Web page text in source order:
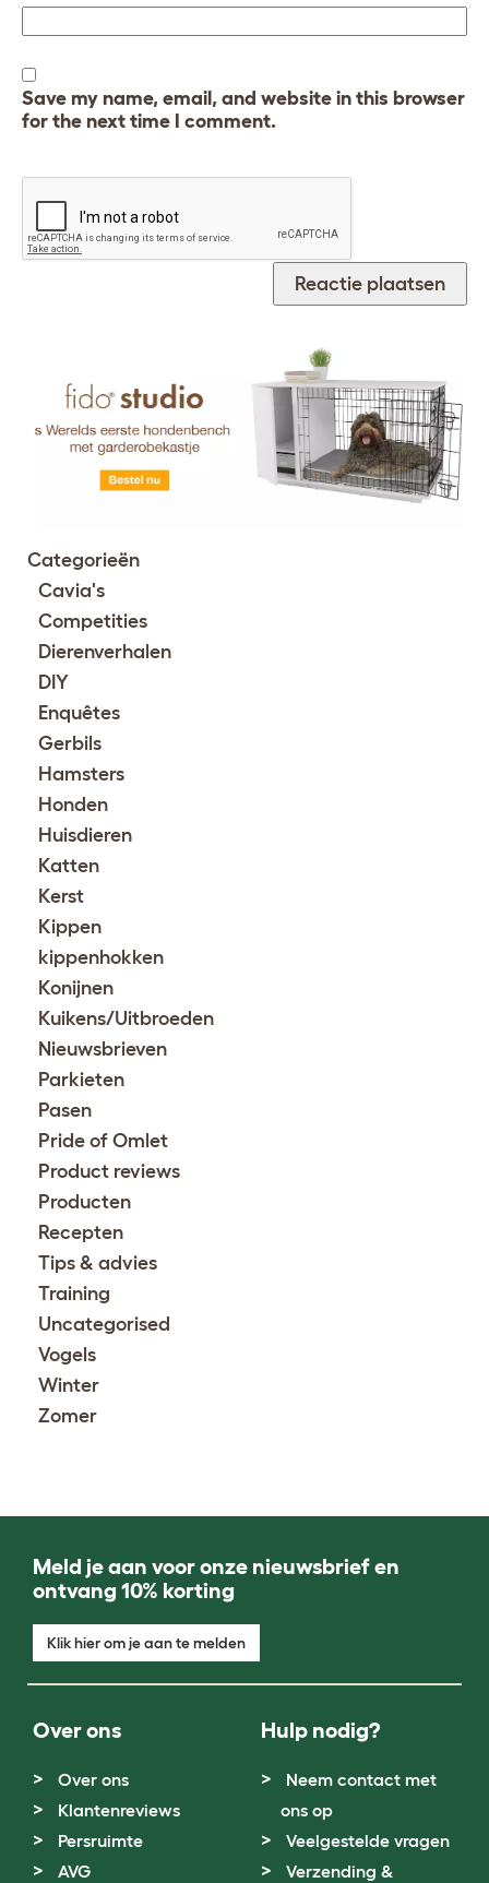
Save my name, email, and website in this browser
for the next time I comment.
Categorieën
Cavia's
Competities
Dierenverhalen
DIY
Enquêtes
Gerbils
Hamsters
Honden
Huisdieren
Katten
Kerst
Kippen
kippenhokken
Konijnen
Kuikens/Uitbroeden
Nieuwsbrieven
Parkieten
Pasen
Pride of Omlet
Product reviews
Producten
Recepten
Tips & advies
Training
Uncategorised
Vogels
Winter
Zomer
Meld je aan voor onze nieuwsbrief en
ontvang 10% korting
Klik hier om je aan te melden
Over ons
Over ons
Klantenreviews
Persruimte
AVG
Hulp nodig?
Neem contact met
ons op
Veelgestelde vragen
Verzending &